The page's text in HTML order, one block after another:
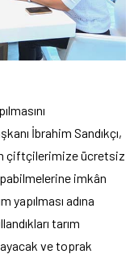
İbrahim Sandıkçı,
çiftçilerimize ücretsiz
imkân
yapılması adına
tarım
ve toprak